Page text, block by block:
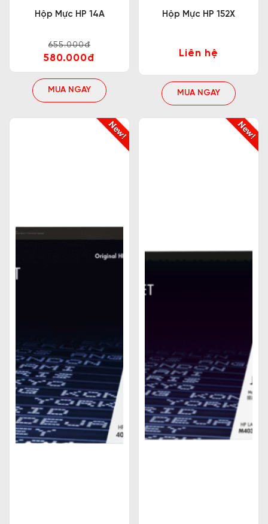
Hộp Mực HP 14A
655.000đ
580.000đ
MUA NGAY
Hộp Mực HP 152X
Liên hệ
MUA NGAY